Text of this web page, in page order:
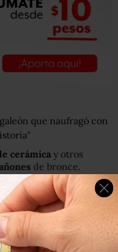
que naufragó con
cerámica y otros
de bronce.
barco que se
la superficiecon su